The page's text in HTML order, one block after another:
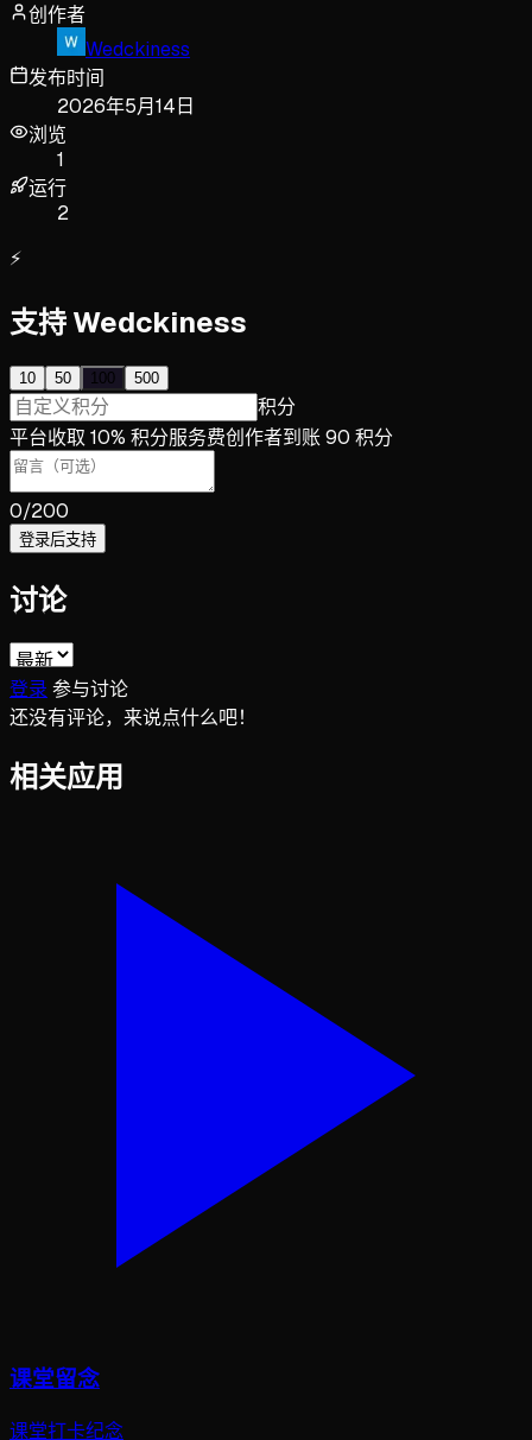
创作者
Wedckiness
发布时间
2026年5月14日
浏览
1
运行
2
⚡
支持 Wedckiness
10 50 100 500
积分
平台收取 10% 积分服务费创作者到账 90 积分
0/200
登录后支持
讨论
登录 参与讨论
还没有评论，来说点什么吧！
相关应用
课堂留念
课堂打卡纪念